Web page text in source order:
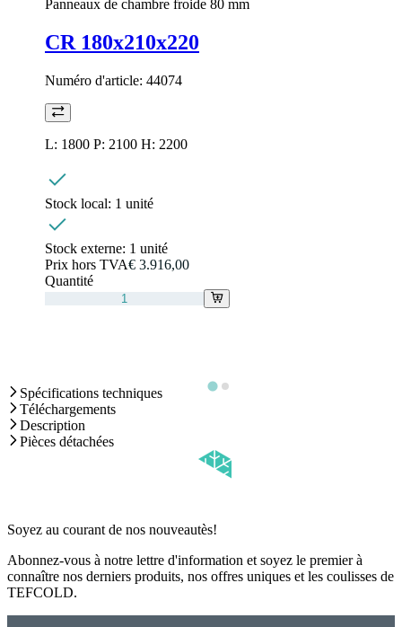
Panneaux de chambre froide 80 mm
CR 180x210x220
Numéro d'article: 44074
L: 1800 P: 2100 H: 2200
Stock local: 1 unité
Stock externe: 1 unité
Prix hors TVA€ 3.916,00
Quantité
Spécifications techniques
Téléchargements
Description
Pièces détachées
Soyez au courant de nos nouveautès!
Abonnez-vous à notre lettre d'information et soyez le premier à
connaître nos derniers produits, nos offres uniques et les coulisses de
TEFCOLD.